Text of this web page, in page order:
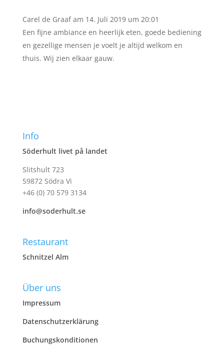
Carel de Graaf am 14. Juli 2019 um 20:01
Een fijne ambiance en heerlijk eten, goede bediening
en gezellige mensen je voelt je altijd welkom en
thuis. Wij zien elkaar gauw.
Info
Söderhult livet på landet
Slitshult 723
59872 Södra Vi
+46 (0) 70 579 3134
info@soderhult.se
Restaurant
Schnitzel Alm
Über uns
Impressum
Datenschutzerklärung
Buchungskonditionen